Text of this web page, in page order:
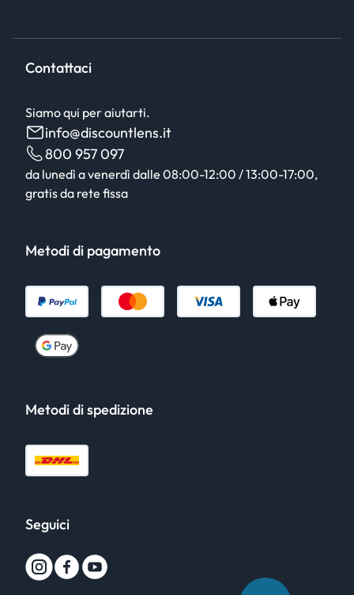
Contattaci
Siamo qui per aiutarti.
info@discountlens.it
800 957 097
da lunedì a venerdì dalle 08:00-12:00 / 13:00-17:00,
gratis da rete fissa
Metodi di pagamento
Metodi di spedizione
Seguici